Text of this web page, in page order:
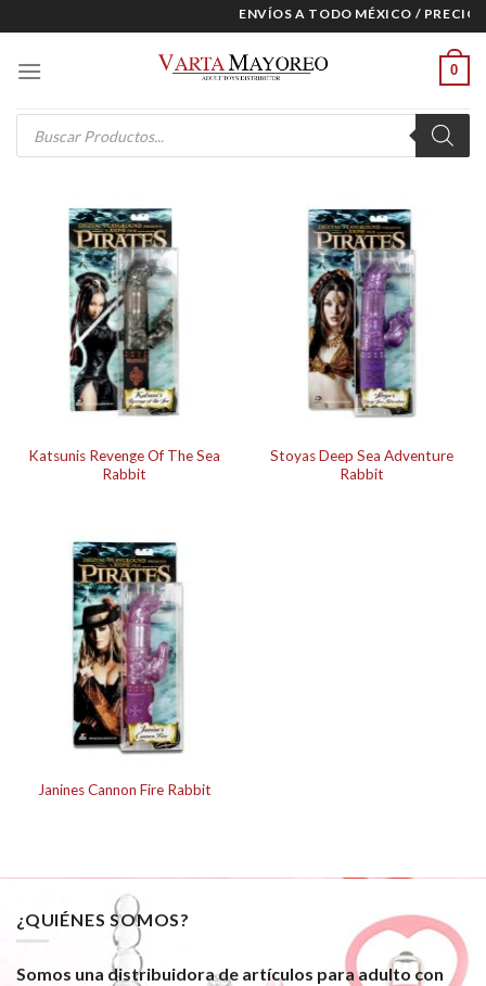
to
content
ENVÍOS A TODO MÉXICO / PRECIOS
0
Products
search
Katsunis Revenge Of The Sea
Rabbit
Stoyas Deep Sea Adventure
Rabbit
Janines Cannon Fire Rabbit
¿QUIÉNES SOMOS?
Somos una distribuidora de artículos para adulto con